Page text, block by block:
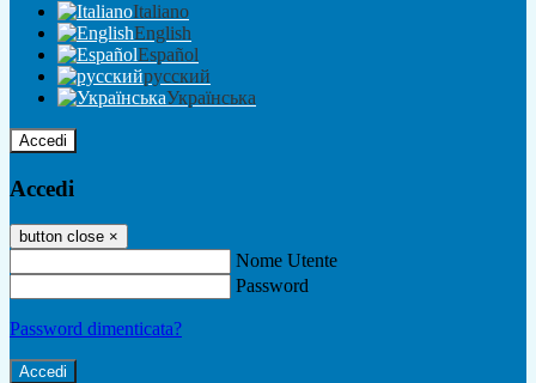
Italiano
English
Español
русский
Українська
Accedi
Accedi
button close ×
Nome Utente
Password
Password dimenticata?